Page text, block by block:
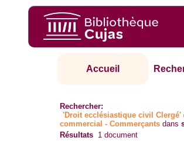
Accueil
Rechercher:
'Droit ecclésiastique civil Clergé'
commercial - Commerçants dans
Résultats 1 document